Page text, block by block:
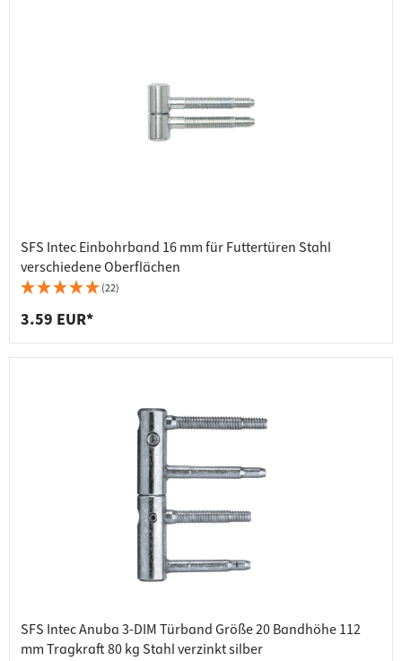
SFS Intec Einbohrband 16 mm für Futtertüren Stahl
verschiedene Oberflächen
(22)
3.59 EUR*
SFS Intec Anuba 3-DIM Türband Größe 20 Bandhöhe 112
mm Tragkraft 80 kg Stahl verzinkt silber